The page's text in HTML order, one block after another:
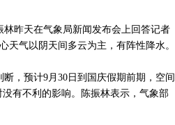
昨天在气象局新闻发布会上回答记者
天气以阴天间多云为主，有阵性降水。
，预计9月30日到国庆假期前期，空间
有不利的影响。陈振林表示，气象部